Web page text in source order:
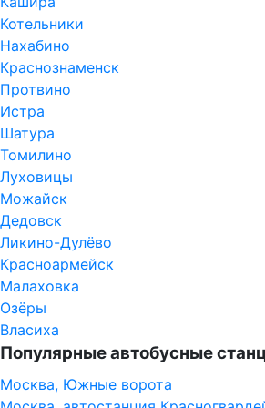
Котельники
Нахабино
Краснознаменск
Протвино
Истра
Шатура
Томилино
Луховицы
Можайск
Дедовск
Ликино-Дулёво
Красноармейск
Малаховка
Озёры
Власиха
Популярные автобусные
Москва, Южные ворота